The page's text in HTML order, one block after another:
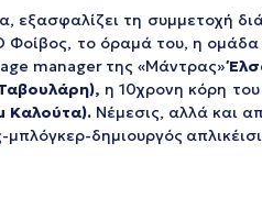
τη συμμετοχή
Φοίβος, το όραμά του, η ομάδα
manager της «Μάντρας»
η 10χρονη κόρη του
Καλούτα). Νέμεσις, αλλά και
δημιουργός